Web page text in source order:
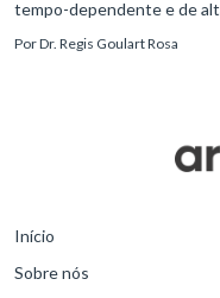
tempo-dependente e de
para o desfe
PorDr. Regis Goulart Rosa
Início
Sobre nós